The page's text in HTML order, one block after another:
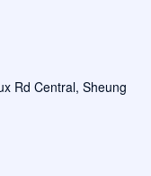
Rd Central, Sheung